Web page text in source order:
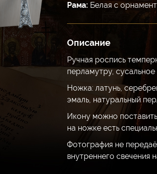
Рама: Белая с
Описание
Ручная роспись
перламутру, сусальное
Ножка: латунь,
эмаль, натуральный
Икону можно
на ножке есть
Фотография не
внутреннего свечения